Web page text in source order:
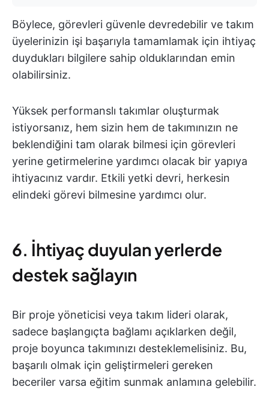
Böylece, görevleri güvenle devredebilir ve takım
üyelerinizin işi başarıyla tamamlamak için ihtiyaç
duydukları bilgilere sahip olduklarından emin
olabilirsiniz.
Yüksek performanslı takımlar oluşturmak
istiyorsanız, hem sizin hem de takımınızın ne
beklendiğini tam olarak bilmesi için görevleri
yerine getirmelerine yardımcı olacak bir yapıya
ihtiyacınız vardır. Etkili yetki devri, herkesin
elindeki görevi bilmesine yardımcı olur.
6. İhtiyaç duyulan yerlerde
destek sağlayın
Bir proje yöneticisi veya takım lideri olarak,
sadece başlangıçta bağlamı açıklarken değil,
proje boyunca takımınızı desteklemelisiniz. Bu,
başarılı olmak için geliştirmeleri gereken
beceriler varsa eğitim sunmak anlamına gelebilir.